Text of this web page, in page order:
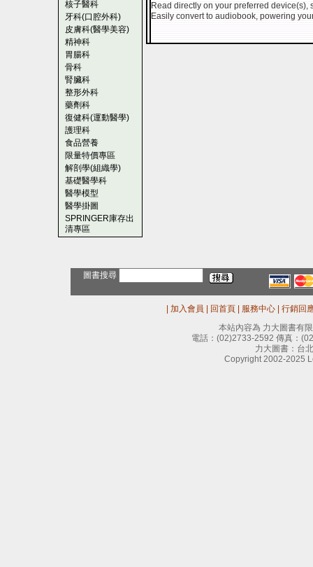
核子醫科
牙科(口腔外科)
皮膚科(醫學美容)
精神科
胃腸科
骨科
腎臟科
整形外科
藥劑科
復健科(運動醫學)
護理科
食品營養
限量特價專區
解剖學(組織學)
基礎醫學科
醫學模型
醫學掛圖
SPRINGER庫存出
清專區
Read directly on your preferred device(s),
Easily convert to audiobook, powering
圖書搜尋
加入會員 回首頁 服務中心
行銷回
本站內容為 力大圖書有
電話： (02)2733-2592 傳真：
力大圖書：台
Copyright 2002-2025